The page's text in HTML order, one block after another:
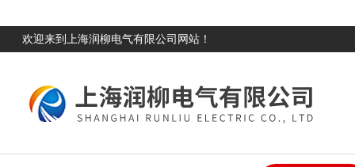
欢迎来到上海润柳电气有限公司网站！